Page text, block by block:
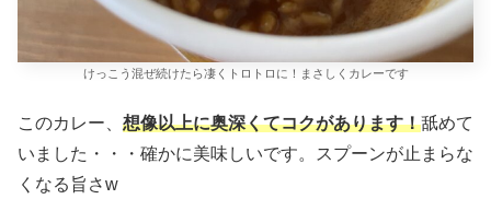
けっこう混ぜ続けたら凄くトロトロに！まさしくカレーです
このカレー、 想像以上に奥深くてコクがあります！舐めて
いました・・・確かに美味しいです。スプーンが止まらな
くなる旨さw